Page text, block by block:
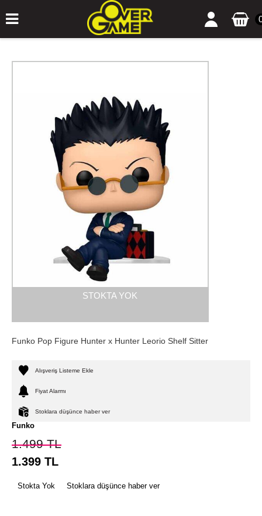
STOKTA YOK
Funko Pop Figure Hunter x Hunter Leorio Shelf Sitter
Alışveriş Listeme Ekle
Fiyat Alarmı
Stoklara düşünce haber ver
Funko
1.499TL
1.399 TL
Stokta Yok Stoklara düşünce haber ver